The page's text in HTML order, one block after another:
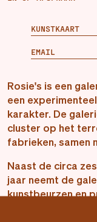
KUNSTKAART
EMAIL
Rosie's is een
een
karakter. De
cluster op het
fabrieken, samen
Naast de circa
jaar neemt de
kunstbeurzen en